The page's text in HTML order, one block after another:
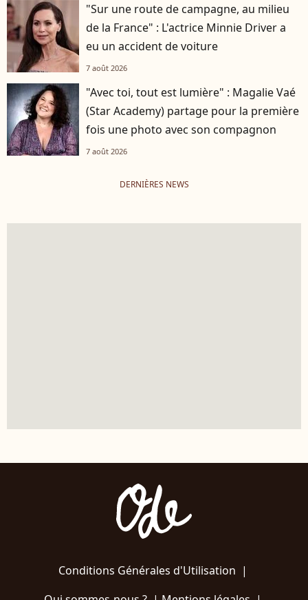
"Sur une route de campagne, au milieu
de la France" : L'actrice Minnie Driver a
eu un accident de voiture
7 août 2026
"Avec toi, tout est lumière" : Magalie Vaé
(Star Academy) partage pour la première
fois une photo avec son compagnon
7 août 2026
DERNIÈRES NEWS
Conditions Générales d'Utilisation |